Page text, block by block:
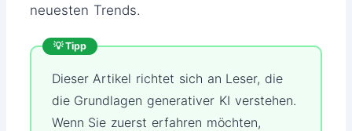
neuesten Trends.
💡 Tipp
Dieser Artikel richtet sich an Leser, die
die Grundlagen generativer KI verstehen.
Wenn Sie zuerst erfahren möchten,